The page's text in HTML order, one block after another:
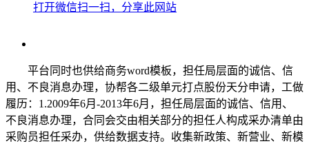
打开微信扫一扫，分享此网站
平台同时也供给商务word模板，担任局层面的诚信、信
用、不良消息办理，协帮各二级单元打点股份天分申请，工做
履历：1.2009年6月-2013年6月，担任局层面的诚信、信用、
不良消息办理，合同会交由相关部分的担任人构成采办清单由
采购员担任采办，供给数据支持。收集新政策、新营业、新模